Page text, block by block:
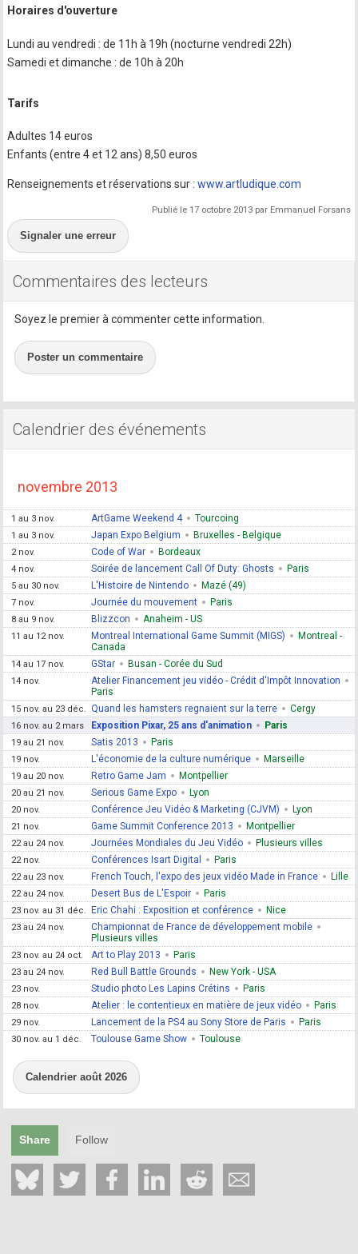
Horaires d'ouverture
Lundi au vendredi : de 11h à 19h (nocturne vendredi 22h)
Samedi et dimanche : de 10h à 20h
Tarifs
Adultes 14 euros
Enfants (entre 4 et 12 ans) 8,50 euros
Renseignements et réservations sur :www.artludique.com
Publié le 17 octobre 2013 par Emmanuel Forsans
Signaler une erreur
Commentaires des lecteurs
Soyez le premier à commenter cette information.
Poster un commentaire
Calendrier des événements
novembre 2013
1 au 3 nov. ArtGame Weekend 4 Tourcoing
1 au 3 nov. Japan Expo Belgium Bruxelles - Belgique
2 nov. Code of War Bordeaux
4 nov. Soirée de lancement Call Of Duty: Ghosts Paris
5 au 30 nov. L'Histoire de Nintendo Mazé (49)
7 nov. Journée du mouvement Paris
8 au 9 nov. Blizzcon Anaheim - US
11 au 12 nov. Montreal International Game Summit (MIGS)
Montreal -
Canada
14 au 17 nov. GStar Busan - Corée du Sud
14 nov.
Atelier Financement jeu vidéo - Crédit d'Impôt Innovation
Paris
15 nov. au 23 déc. Quand les hamsters regnaient sur la terre Cergy
16 nov. au 2 mars Exposition Pixar, 25 ans d'animation Paris
19 au 21 nov. Satis 2013 Paris
19 nov. L'économie de la culture numérique Marseille
19 au 20 nov. Retro Game Jam Montpellier
20 au 21 nov. Serious Game Expo Lyon
20 nov. Conférence Jeu Vidéo & Marketing (CJVM) Lyon
21 nov. Game Summit Conference 2013 Montpellier
22 au 24 nov. Journées Mondiales du Jeu Vidéo Plusieurs villes
22 nov. Conférences Isart Digital Paris
22 au 23 nov. French Touch, l'expo des jeux vidéo Made in France Lille
22 au 24 nov. Desert Bus de L'Espoir Paris
23 nov. au 31 déc. Eric Chahi : Exposition et conférence Nice
23 au 24 nov.
Championnat de France de développement mobile
Plusieurs villes
23 nov. au 24 oct. Art to Play 2013 Paris
23 au 24 nov. Red Bull Battle Grounds New York - USA
23 nov. Studio photo Les Lapins Crétins Paris
28 nov. Atelier : le contentieux en matière de jeux vidéo Paris
29 nov. Lancement de la PS4 au Sony Store de Paris Paris
30 nov. au 1 déc. Toulouse Game Show Toulouse
Calendrier août 2026
Share Follow